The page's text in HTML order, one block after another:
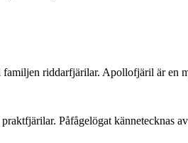
familjen riddarfjärilar. Apollofjäril är en
Påfågelögat kännetecknas